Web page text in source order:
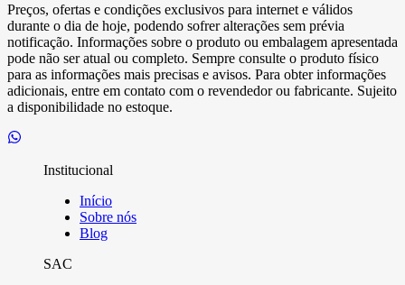
Preços, ofertas e condições exclusivos para internet e válidos
durante o dia de hoje, podendo sofrer alterações sem prévia
notificação. Informações sobre o produto ou embalagem apresentada
pode não ser atual ou completo. Sempre consulte o produto físico
para as informações mais precisas e avisos. Para obter informações
adicionais, entre em contato com o revendedor ou fabricante. Sujeito
a disponibilidade no estoque.
Institucional
Início
Sobre nós
Blog
SAC